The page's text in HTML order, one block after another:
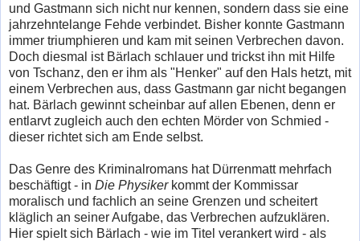
und Gastmann sich nicht nur kennen, sondern dass sie eine
jahrzehntelange Fehde verbindet. Bisher konnte Gastmann
immer triumphieren und kam mit seinen Verbrechen davon.
Doch diesmal ist Bärlach schlauer und trickst ihn mit Hilfe
von Tschanz, den er ihm als "Henker" auf den Hals hetzt, mit
einem Verbrechen aus, dass Gastmann gar nicht begangen
hat. Bärlach gewinnt scheinbar auf allen Ebenen, denn er
entlarvt zugleich auch den echten Mörder von Schmied -
dieser richtet sich am Ende selbst.
Das Genre des Kriminalromans hat Dürrenmatt mehrfach
beschäftigt - in Die Physikerkommt der Kommissar
moralisch und fachlich an seine Grenzen und scheitert
kläglich an seiner Aufgabe, das Verbrechen aufzuklären.
Hier spielt sich Bärlach - wie im Titel verankert wird - als